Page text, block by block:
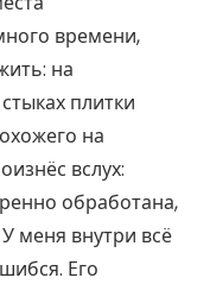
времени,
на
плитки
на
вслух:
обработана,
меня внутри всё
Его